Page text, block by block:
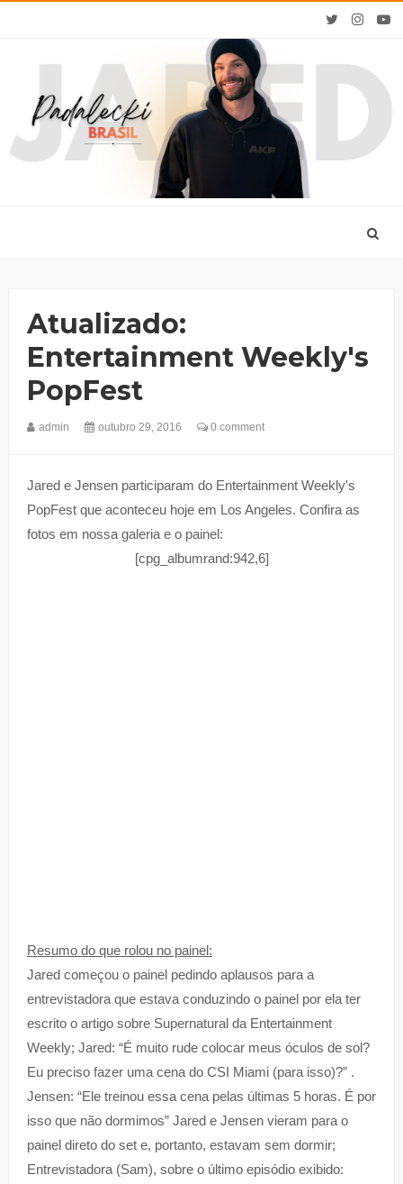
Atualizado:
Entertainment Weekly's
PopFest
admin outubro 29, 2016 0 comment
Jared e Jensen participaram do Entertainment Weekly's
PopFest que aconteceu hoje em Los Angeles. Confira as
fotos em nossa galeria e o painel:
[cpg_albumrand:942,6]
Resumo do que rolou no painel:
Jared começou o painel pedindo aplausos para a
entrevistadora que estava conduzindo o painel por ela ter
escrito o artigo sobre Supernatural da Entertainment
Weekly; Jared: “É muito rude colocar meus óculos de sol?
Eu preciso fazer uma cena do CSI Miami (para isso)?” .
Jensen: “Ele treinou essa cena pelas últimas 5 horas. É por
isso que não dormimos” Jared e Jensen vieram para o
painel direto do set e, portanto, estavam sem dormir;
Entrevistadora (Sam), sobre o último episódio exibido: